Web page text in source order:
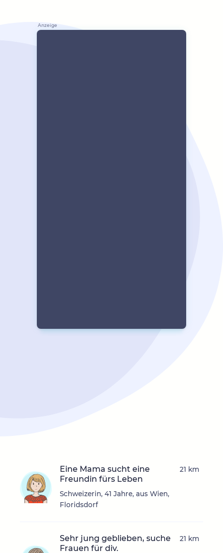
Eine Mama sucht eine
Freundin fürs Leben
Schweizerin, 41 Jahre, aus Wien,
Floridsdorf
21 km
Sehr jung geblieben, suche
Frauen für div.
21 km